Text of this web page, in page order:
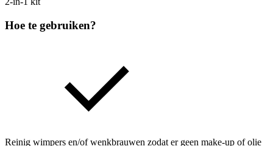
Hoe te gebruiken?
Reinig wimpers en/of wenkbrauwen zodat er geen make‑up of olie